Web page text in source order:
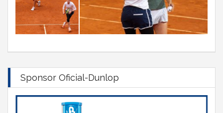
Sponsor Oficial-Dunlop